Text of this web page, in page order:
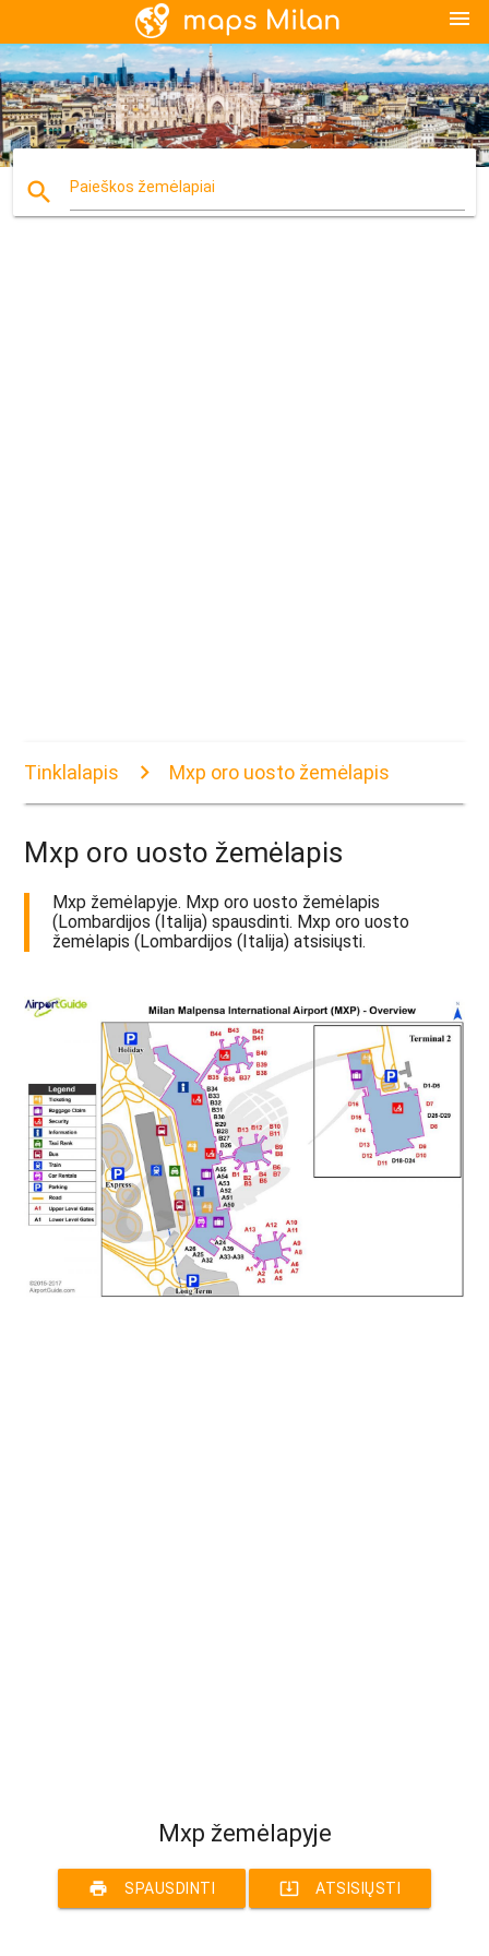
menu
search Paieškos žemėlapiai
Tinklalapis Mxp oro uosto žemėlapis
Mxp oro uosto žemėlapis
Mxp žemėlapyje. Mxp oro uosto žemėlapis
(Lombardijos (Italija) spausdinti. Mxp oro uosto
žemėlapis (Lombardijos (Italija) atsisiųsti.
Mxp žemėlapyje
print SPAUSDINTI system_update_alt ATSISIŲSTI